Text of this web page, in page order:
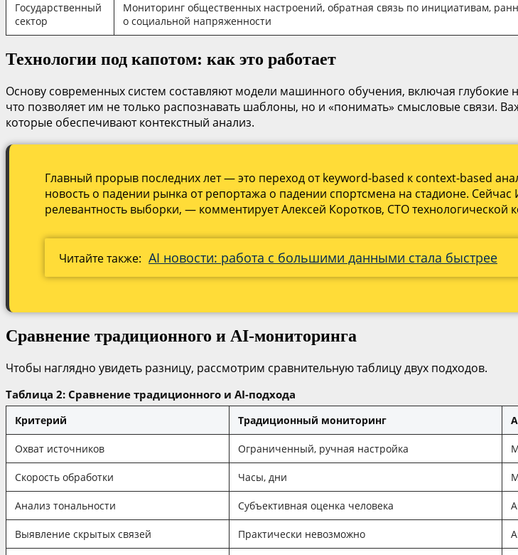
Государственный
сектор
Мониторинг общественных настроений, обратная связь по инициативам,
о социальной напряженности
Технологии под капотом: как это работает
Основу современных систем составляют модели машинного обучения, включая
что позволяет им не только распознавать шаблоны, но и «понимать» смысловые связи.
которые обеспечивают контекстный анализ.
Главный прорыв последних лет — это переход от keyword-based к context-based
новость о падении рынка от репортажа о падении спортсмена на стадионе.
релевантность выборки, — комментирует Алексей Коротков, CTO технологической
Читайте также: AI новости: работа с большими данными стала быстрее
Сравнение традиционного и AI-мониторинга
Чтобы наглядно увидеть разницу, рассмотрим сравнительную таблицу двух подходов.
Таблица 2: Сравнение традиционного и AI-подхода
Критерий Традиционный мониторинг
Охват источников Ограниченный, ручная настройка
Скорость обработки Часы, дни
Анализ тональности Субъективная оценка человека
Выявление скрытых связей Практически невозможно